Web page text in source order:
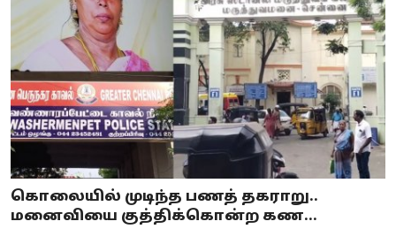
கொலையில் முடிந்த பணத் தகராறு..
மனைவியை குத்திக்கொன்ற கண...